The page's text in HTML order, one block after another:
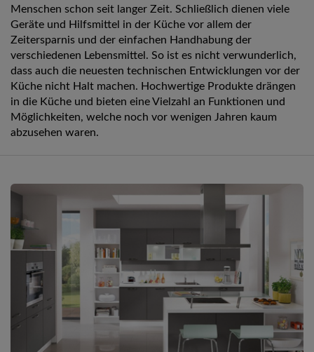
Menschen schon seit langer Zeit. Schließlich dienen viele
Geräte und Hilfsmittel in der Küche vor allem der
Zeitersparnis und der einfachen Handhabung der
verschiedenen Lebensmittel. So ist es nicht verwunderlich,
dass auch die neuesten technischen Entwicklungen vor der
Küche nicht Halt machen. Hochwertige Produkte drängen
in die Küche und bieten eine Vielzahl an Funktionen und
Möglichkeiten, welche noch vor wenigen Jahren kaum
abzusehen waren.